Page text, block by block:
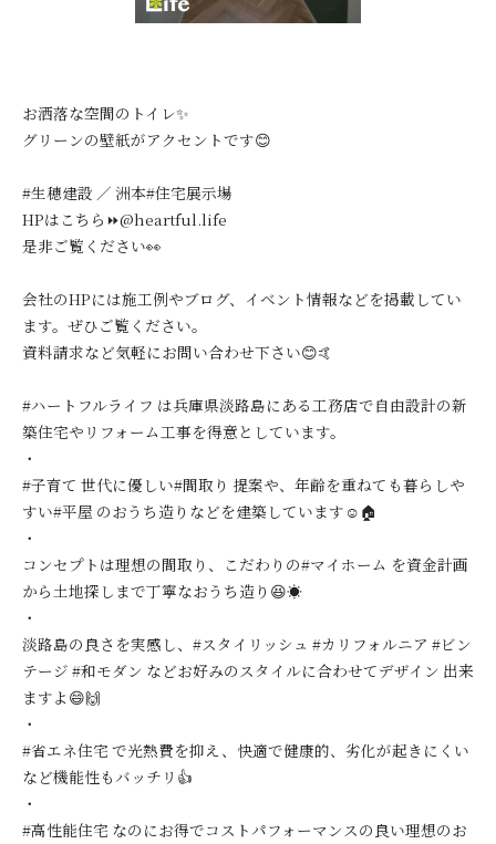
お洒落な空間のトイレ✨
グリーンの壁紙がアクセントです😊
#生穂建設 ／ 洲本#住宅展示場
HPはこちら⏩@heartful.life
是非ご覧ください👀
会社のHPには施工例やブログ、イベント情報などを掲載してい
ます。ぜひご覧ください。
資料請求など気軽にお問い合わせ下さい😊🤙
#ハートフルライフ は兵庫県淡路島にある工務店で自由設計の新
築住宅やリフォーム工事を得意としています。
・
#子育て 世代に優しい#間取り 提案や、年齢を重ねても暮らしや
すい#平屋 のおうち造りなどを建築しています☺️🏠
・
コンセプトは理想の間取り、こだわりの#マイホーム を資金計画
から土地探しまで丁寧なおうち造り😆☀️
・
淡路島の良さを実感し、#スタイリッシュ #カリフォルニア #ビン
テージ #和モダン などお好みのスタイルに合わせてデザイン 出来
ますよ😄🙌
・
#省エネ住宅 で光熱費を抑え、快適で健康的、劣化が起きにくい
など機能性もバッチリ👍
・
#高性能住宅 なのにお得でコストパフォーマンスの良い理想のお